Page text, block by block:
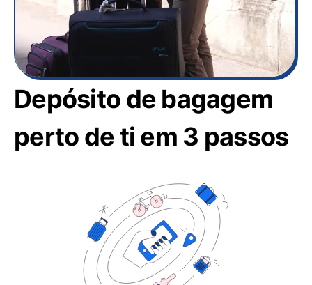
Depósito de bagagem
perto de ti em 3 passos